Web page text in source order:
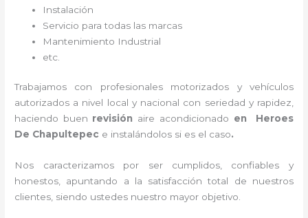
Instalación
Servicio para todas las marcas
Mantenimiento Industrial
etc.
Trabajamos con profesionales motorizados y vehículos
autorizados a nivel local y nacional con seriedad y rapidez,
haciendo buen revisión aire acondicionado en Heroes
De Chapultepec e instalándolos si es el caso.
Nos caracterizamos por ser cumplidos, confiables y
honestos, apuntando a la satisfacción total de nuestros
clientes, siendo ustedes nuestro mayor objetivo.